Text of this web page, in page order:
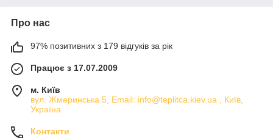
Про нас
97% позитивних з 179 відгуків за рік
Працює з 17.07.2009
м. Київ
вул. Жмеринська 5, Email: info@teplitca.kiev.ua , Київ,
Україна
Контакти